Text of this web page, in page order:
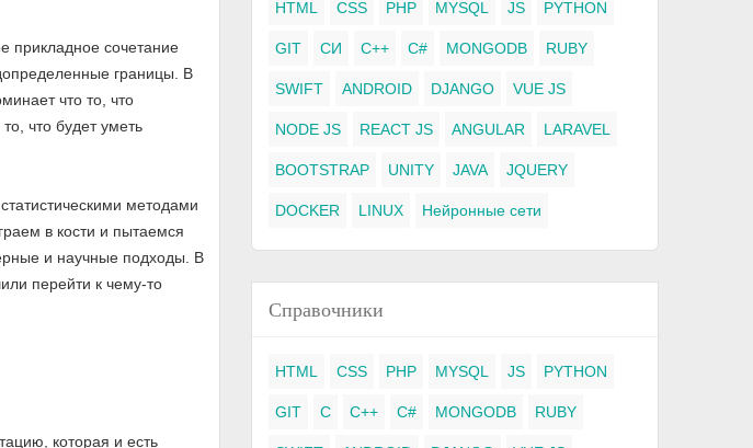
прикладное сочетание
границы. В
что то, что
что будет уметь
методами
в кости и пытаемся
и научные подходы. В
перейти к чему-то
которая и есть
HTML CSS PHP MYSQL JS PYTHON
GIT СИ C++ C# MONGODB RUBY
SWIFT ANDROID DJANGO VUE JS
NODE JS REACT JS ANGULAR LARAVEL
BOOTSTRAP UNITY JAVA JQUERY
DOCKER LINUX Нейронные сети
Справочники
HTML CSS PHP MYSQL JS PYTHON
GIT C C++ C# MONGODB RUBY